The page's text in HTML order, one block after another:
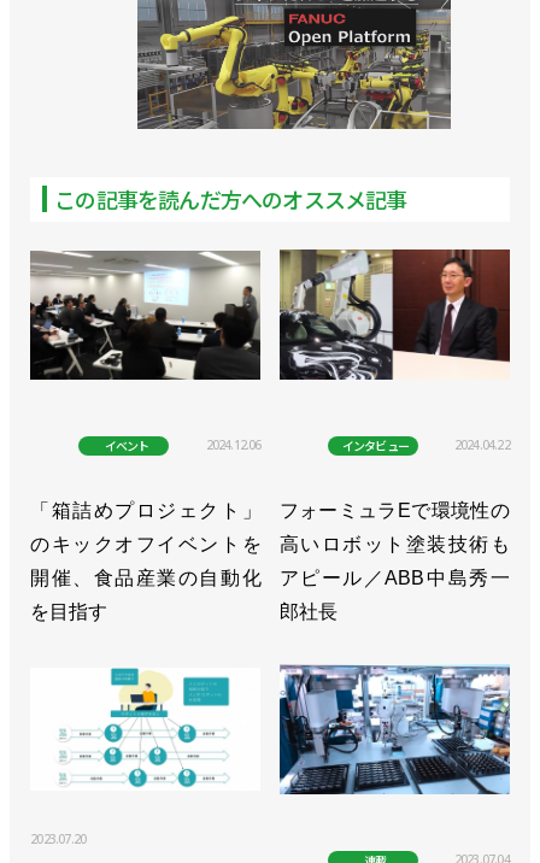
この記事を読んだ方へのオススメ記事
イベント 2024.12.06
「箱詰めプロジェクト」
のキックオフイベントを
開催、食品産業の自動化
を目指す
インタビュー 2024.04.22
フォーミュラEで環境性の
高いロボット塗装技術も
アピール／ABB中島秀一
郎社長
2023.07.20
2023.07.04